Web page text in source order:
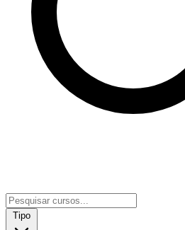
Tipo